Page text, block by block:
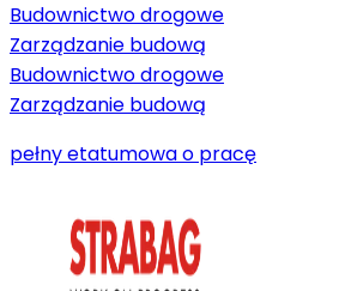
Budownictwo drogowe
Zarządzanie budową
Budownictwo drogowe
Zarządzanie budową
pełny etatumowa o pracę